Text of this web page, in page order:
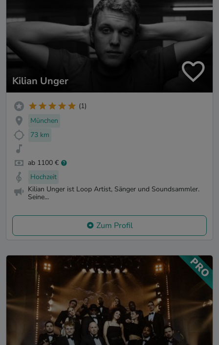
Kilian Unger
(1)
München
73 km
ab 1100 €
Hochzeit
Kilian Unger ist Loop Artist, Sänger und Soundsammler.
Seine...
Zum Profil